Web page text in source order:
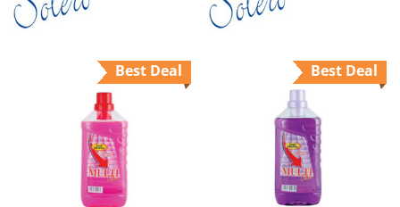
Best Deal Best Deal